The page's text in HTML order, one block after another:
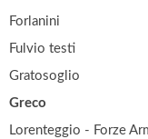
Forlanini
Fulvio testi
Gratosoglio
Greco
Lorenteggio - Forze